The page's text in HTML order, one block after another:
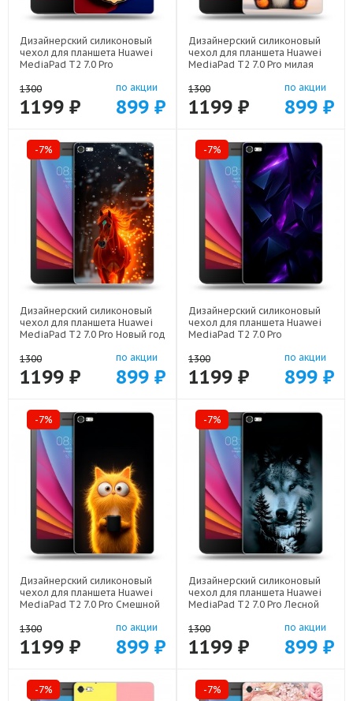
Дизайнерский силиконовый
чехол для планшета Huawei
MediaPad T2 7.0 Pro
44194-22332
1300
1199 ₽
по акции
899 ₽
Дизайнерский силиконовый
чехол для планшета Huawei
MediaPad T2 7.0 Pro милая
1300
1199 ₽
по акции
899 ₽
-7%
Дизайнерский силиконовый
чехол для планшета Huawei
MediaPad T2 7.0 Pro Новый год
1300
1199 ₽
по акции
899 ₽
-7%
Дизайнерский силиконовый
чехол для планшета Huawei
MediaPad T2 7.0 Pro
1300
1199 ₽
по акции
899 ₽
-7%
Дизайнерский силиконовый
чехол для планшета Huawei
MediaPad T2 7.0 Pro Смешной
1300
1199 ₽
по акции
899 ₽
-7%
Дизайнерский силиконовый
чехол для планшета Huawei
MediaPad T2 7.0 Pro Лесной
1300
1199 ₽
по акции
899 ₽
-7% -7%